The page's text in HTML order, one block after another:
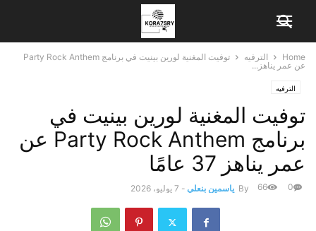
Home الترفيه
توفيت المغنية لورين بينيت في برنامج Party Rock Anthem
عن عمر يناهز...
الترفيه
توفيت المغنية لورين بينيت في
برنامج Party Rock Anthem عن
عمر يناهز 37 عامًا
By ياسمين بنعلي - 7 يوليو، 2026 0
66